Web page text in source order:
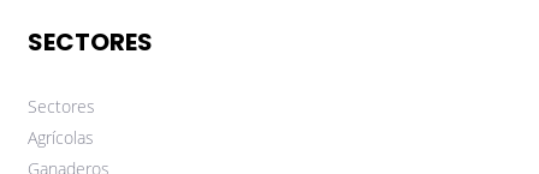
SECTORES
Sectores
Agrícolas
Ganaderos